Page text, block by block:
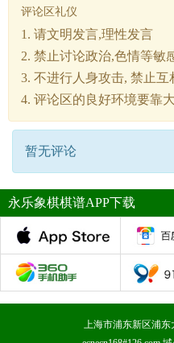
评论区礼仪
1. 请文明发言,理性发言
2. 禁止讨论政治,色情等敏
3. 不进行人身攻击, 禁止互
4. 评论区的良好环境要靠
暂无评论
永乐象棋棋谱APP下载
上海市浦东新区浦东